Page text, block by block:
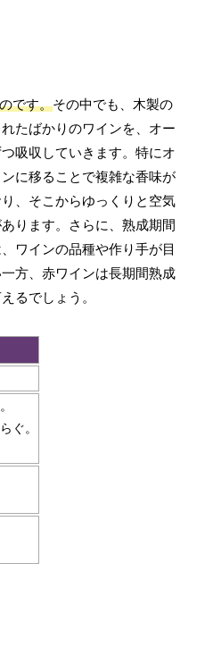
です。その中でも、木製の
たばかりのワインを、オー
吸収していきます。特にオ
に移ることで複雑な香味が
、そこからゆっくりと空気
ります。さらに、熟成期間
ワインの品種や作り手が目
方、赤ワインは長期間熟成
るでしょう。
ぐ。